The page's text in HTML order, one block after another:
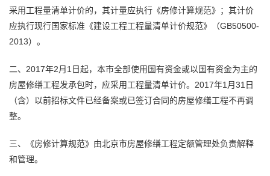
采用工程量清单计价的，其计量应执行《房修计算规范》；其计价
应执行现行国家标准《建设工程工程量清单计价规范》（GB50500-
2013）。
二、2017年2月1日起，本市全部使用国有资金或以国有资金为主的
房屋修缮工程发承包时，应采用工程量清单计价。2017年1月31日
（含）以前招标文件已经备案或已签订合同的房屋修缮工程不再调
整。
三、《房修计算规范》由北京市房屋修缮工程定额管理处负责解释
和管理。